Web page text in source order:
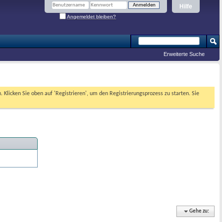
Hilfe
Angemeldet bleiben?
Erweiterte Suche
Klicken Sie oben auf 'Registrieren', um den Registrierungsprozess zu starten. Sie
Gehe zu: